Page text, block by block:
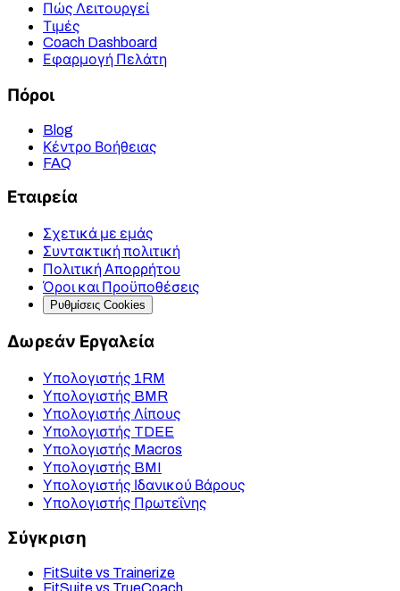
Πώς Λειτουργεί
Τιμές
Coach Dashboard
Εφαρμογή Πελάτη
Πόροι
Blog
Κέντρο Βοήθειας
FAQ
Εταιρεία
Σχετικά με εμάς
Συντακτική πολιτική
Πολιτική Απορρήτου
Όροι και Προϋποθέσεις
Ρυθμίσεις Cookies
Δωρεάν Εργαλεία
Υπολογιστής 1RM
Υπολογιστής BMR
Υπολογιστής Λίπους
Υπολογιστής TDEE
Υπολογιστής Macros
Υπολογιστής BMI
Υπολογιστής Ιδανικού Βάρους
Υπολογιστής Πρωτεΐνης
Σύγκριση
FitSuite vs Trainerize
FitSuite vs TrueCoach